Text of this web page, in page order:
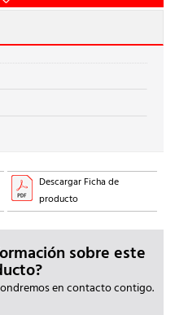
Descargar Ficha de
producto
sobre este
en contacto contigo.